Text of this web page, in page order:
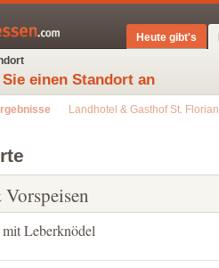
Heute gibt's
einen Standort an
Landhotel & Gasthof St. Florian
Leberknödel